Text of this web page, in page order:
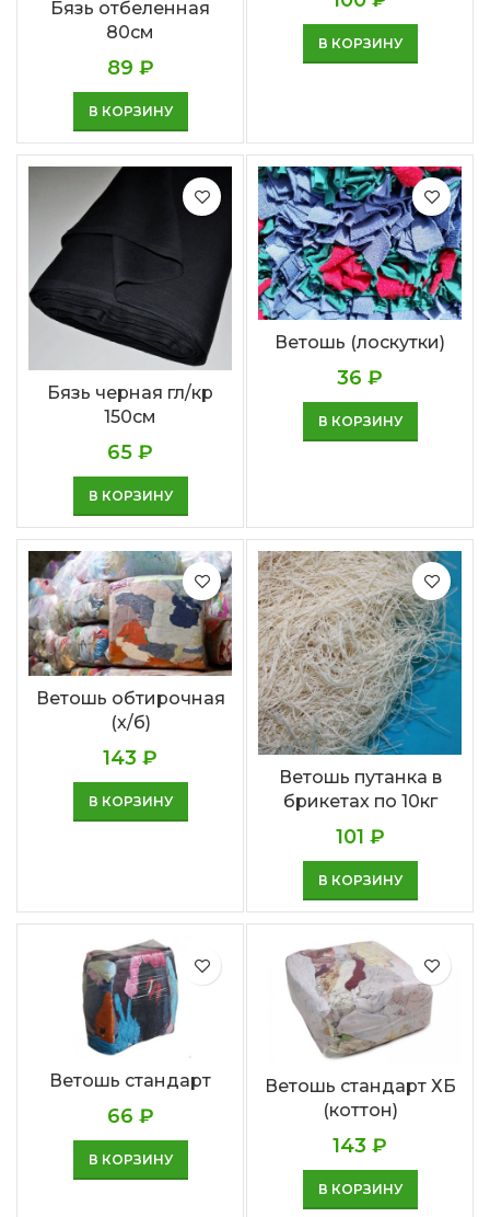
Бязь отбеленная
80см
89 ₽
В КОРЗИНУ
В КОРЗИНУ
Бязь черная гл/кр
150см
65 ₽
В КОРЗИНУ
Ветошь (лоскутки)
36 ₽
В КОРЗИНУ
Ветошь обтирочная
(х/б)
143 ₽
В КОРЗИНУ
Ветошь путанка в
брикетах по 10кг
101 ₽
В КОРЗИНУ
Ветошь стандарт
66 ₽
В КОРЗИНУ
Ветошь стандарт ХБ
(коттон)
143 ₽
В КОРЗИНУ